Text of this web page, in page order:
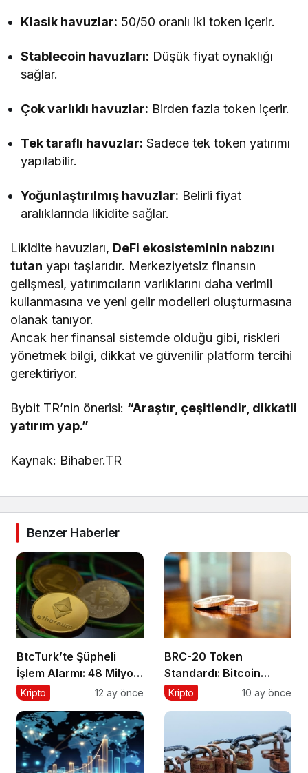
Klasik havuzlar: 50/50 oranlı iki token içerir.
Stablecoin havuzları: Düşük fiyat oynaklığı
sağlar.
Çok varlıklı havuzlar: Birden fazla token içerir.
Tek taraflı havuzlar: Sadece tek token yatırımı
yapılabilir.
Yoğunlaştırılmış havuzlar: Belirli fiyat
aralıklarında likidite sağlar.
Likidite havuzları, DeFi ekosisteminin nabzını
tutan yapı taşlarıdır. Merkeziyetsiz finansın
gelişmesi, yatırımcıların varlıklarını daha verimli
kullanmasına ve yeni gelir modelleri oluşturmasına
olanak tanıyor.
Ancak her finansal sistemde olduğu gibi, riskleri
yönetmek bilgi, dikkat ve güvenilir platform tercihi
gerektiriyor.
Bybit TR’nin önerisi: “Araştır, çeşitlendir, dikkatli
yatırım yap.”
Kaynak: Bihaber.TR
Benzer Haberler
BtcTurk’te Şüpheli
İşlem Alarmı: 48 Milyon
Dolarlık Çıkış İddiası
Kripto 12 ay önce
BRC-20 Token
Standardı: Bitcoin
Üzerindeki Deneysel
Kripto 10 ay önce